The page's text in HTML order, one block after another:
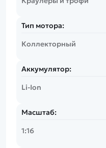
Тип мотора:
Коллекторный
Аккумулятор:
Li-Ion
Масштаб:
1:16